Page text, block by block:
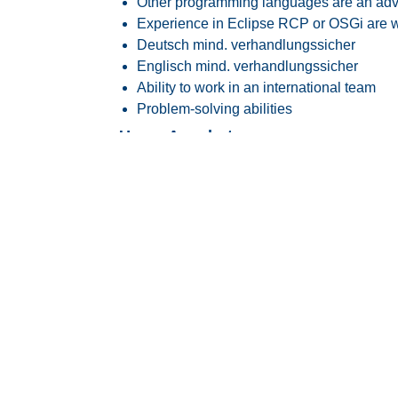
Experience in Eclipse RCP or OSGi are
Deutsch mind. verhandlungssicher
Englisch mind. verhandlungssicher
Ability to work in an international team
Problem-solving abilities
Unser Angebot